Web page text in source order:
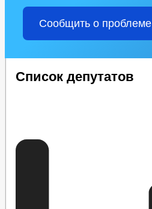
Сообщить о проблеме
Список депутатов